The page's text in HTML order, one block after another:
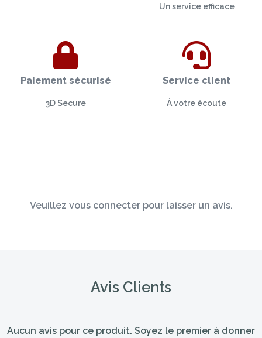
Un service efficace
Paiement sécurisé
3D Secure
Service client
À votre écoute
Veuillez vous connecter pour laisser un avis.
Avis Clients
Aucun avis pour ce produit. Soyez le premier à donner